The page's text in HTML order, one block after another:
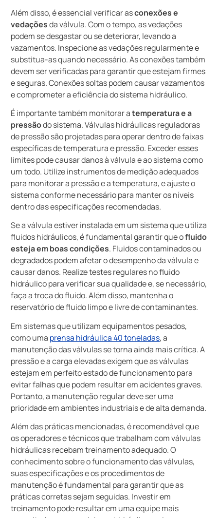
Além disso, é essencial verificar asconexões e
vedaçõesda válvula. Com o tempo, as vedações
podem se desgastar ou se deteriorar, levando a
vazamentos. Inspecione as vedações regularmente e
substitua-as quando necessário. As conexões também
devem ser verificadas para garantir que estejam firmes
e seguras. Conexões soltas podem causar vazamentos
e comprometer a eficiência do sistema hidráulico.
É importante também monitorar atemperatura e a
pressãodo sistema. Válvulas hidráulicas reguladoras
de pressão são projetadas para operar dentro de faixas
específicas de temperatura e pressão. Exceder esses
limites pode causar danos à válvula e ao sistema como
um todo. Utilize instrumentos de medição adequados
para monitorar a pressão e a temperatura, e ajuste o
sistema conforme necessário para manter os níveis
dentro das especificações recomendadas.
Se a válvula estiver instalada em um sistema que utiliza
fluidos hidráulicos, é fundamental garantir que ofluido
esteja em boas condições. Fluidos contaminados ou
degradados podem afetar o desempenho da válvula e
causar danos. Realize testes regulares no fluido
hidráulico para verificar sua qualidade e, se necessário,
faça a troca do fluido. Além disso, mantenha o
reservatório de fluido limpo e livre de contaminantes.
Em sistemas que utilizam equipamentos pesados,
como uma prensa hidráulica 40 toneladas, a
manutenção das válvulas se torna ainda mais crítica. A
pressão e a carga elevadas exigem que as válvulas
estejam em perfeito estado de funcionamento para
evitar falhas que podem resultar em acidentes graves.
Portanto, a manutenção regular deve ser uma
prioridade em ambientes industriais e de alta demanda.
Além das práticas mencionadas, é recomendável que
os operadores e técnicos que trabalham com válvulas
hidráulicas recebam treinamento adequado. O
conhecimento sobre o funcionamento das válvulas,
suas especificações e os procedimentos de
manutenção é fundamental para garantir que as
práticas corretas sejam seguidas. Investir em
treinamento pode resultar em uma equipe mais